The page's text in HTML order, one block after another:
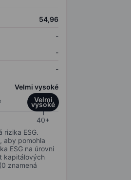
54,96
-
-
-
Velmi vysoké
Velmi
vysoké
40+
rizika ESG.
aby pomohla
ESG na úrovni
kapitálových
znamená